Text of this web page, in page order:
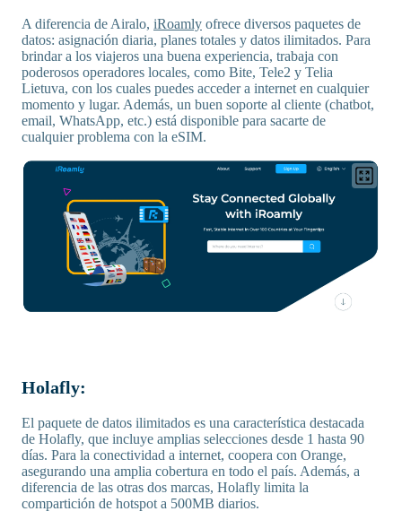
A diferencia de Airalo, iRoamly ofrece diversos paquetes de
datos: asignación diaria, planes totales y datos ilimitados. Para
brindar a los viajeros una buena experiencia, trabaja con
poderosos operadores locales, como Bite, Tele2 y Telia
Lietuva, con los cuales puedes acceder a internet en cualquier
momento y lugar. Además, un buen soporte al cliente (chatbot,
email, WhatsApp, etc.) está disponible para sacarte de
cualquier problema con la eSIM.
Holafly:
El paquete de datos ilimitados es una característica destacada
de Holafly, que incluye amplias selecciones desde 1 hasta 90
días. Para la conectividad a internet, coopera con Orange,
asegurando una amplia cobertura en todo el país. Además, a
diferencia de las otras dos marcas, Holafly limita la
compartición de hotspot a 500MB diarios.